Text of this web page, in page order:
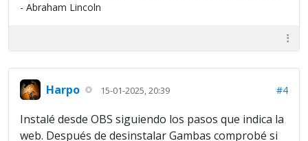
- Abraham Lincoln
Harpo 15-01-2025, 20:39 #4
Instalé desde OBS siguiendo los pasos que indica la
web. Después de desinstalar Gambas comprobé si